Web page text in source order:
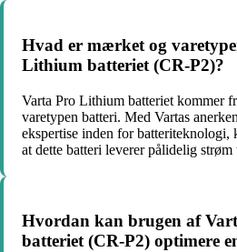
Hvad er mærket og
Lithium batteriet (CR-P2)?
Varta Pro Lithium batteriet kommer
varetypen batteri. Med Vartas
ekspertise inden for batteriteknologi,
at dette batteri leverer pålidelig strøm
Hvordan kan brugen af
batteriet (CR-P2) optimere